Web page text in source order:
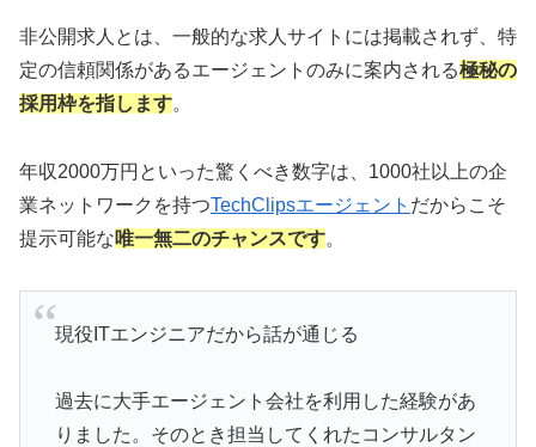
非公開求人とは、一般的な求人サイトには掲載されず、特
定の信頼関係があるエージェントのみに案内される極秘の
採用枠を指します。
年収2000万円といった驚くべき数字は、1000社以上の企
業ネットワークを持つTechClipsエージェント だからこそ
提示可能な唯一無二のチャンスです。
現役ITエンジニアだから話が通じる
過去に大手エージェント会社を利用した経験があ
りました。そのとき担当してくれたコンサルタン